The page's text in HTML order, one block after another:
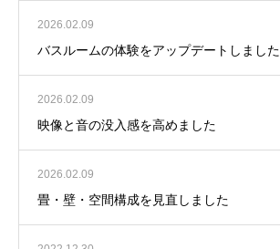
2026.02.09
バスルームの体験をアップデートしました
2026.02.09
映像と音の没入感を高めました
2026.02.09
畳・壁・空間構成を見直しました